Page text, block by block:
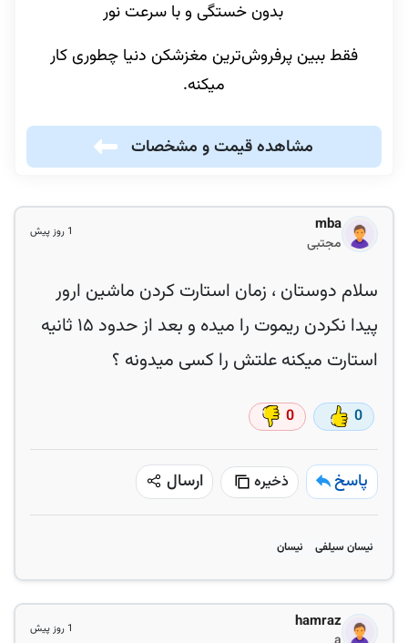
بدون خستگی و با سرعت نور
فقط ببین پرفروش‌ترین مغزشکن دنیا چطوری کار
میکنه.
مشاهده قیمت و مشخصات
mba
مجتبی
1 روز پیش
سلام دوستان ، زمان استارت کردن ماشین ارور‌
پیدا نکردن ریموت را میده و بعد از حدود ۱۵ ثانیه
استارت میکنه علتش را کسی میدونه ؟
0
0
پاسخ ذخیره ارسال
نیسان سیلفی نیسان
hamraz 1 روز پیش